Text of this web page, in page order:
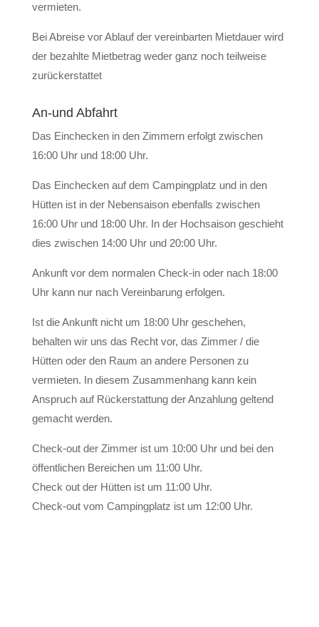
vermieten.
Bei Abreise vor Ablauf der vereinbarten Mietdauer wird
der bezahlte Mietbetrag weder ganz noch teilweise
zurückerstattet
An-und Abfahrt
Das Einchecken in den Zimmern erfolgt zwischen
16:00 Uhr und 18:00 Uhr.
Das Einchecken auf dem Campingplatz und in den
Hütten ist in der Nebensaison ebenfalls zwischen
16:00 Uhr und 18:00 Uhr. In der Hochsaison geschieht
dies zwischen 14:00 Uhr und 20:00 Uhr.
Ankunft vor dem normalen Check-in oder nach 18:00
Uhr kann nur nach Vereinbarung erfolgen.
Ist die Ankunft nicht um 18:00 Uhr geschehen,
behalten wir uns das Recht vor, das Zimmer / die
Hütten oder den Raum an andere Personen zu
vermieten. In diesem Zusammenhang kann kein
Anspruch auf Rückerstattung der Anzahlung geltend
gemacht werden.
Check-out der Zimmer ist um 10:00 Uhr und bei den
öffentlichen Bereichen um 11:00 Uhr.
Check out der Hütten ist um 11:00 Uhr.
Check-out vom Campingplatz ist um 12:00 Uhr.